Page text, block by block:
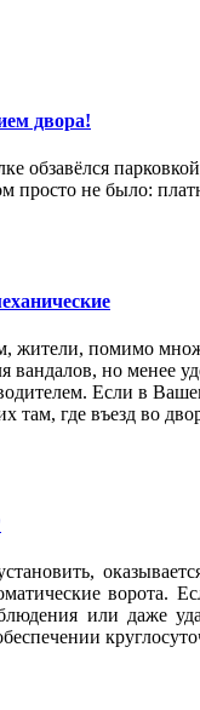
двора!
просто не было:
жители, помимо
но менее
Если в
где въезд во
или даже